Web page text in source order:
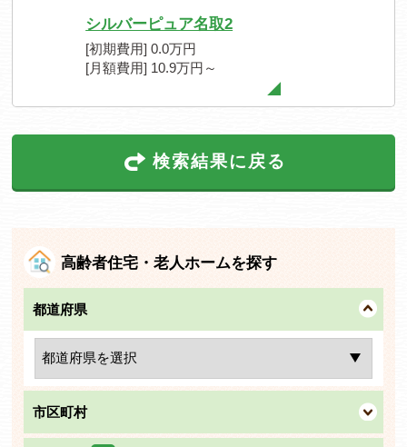
シルバーピュア名取2
[初期費用] 0.0万円
[月額費用] 10.9万円～
検索結果に戻る
高齢者住宅・老人ホームを探す
都道府県
市区町村